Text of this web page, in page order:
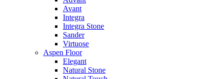
Avant
Integra
Integra Stone
Sander
Virtuose
Aspen Floor
Elegant
Natural Stone